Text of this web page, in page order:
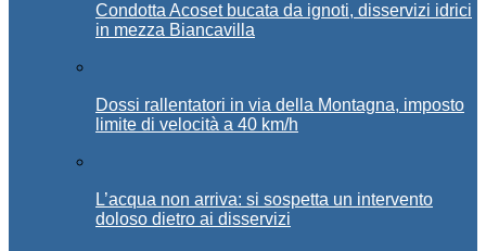
Condotta Acoset bucata da ignoti, disservizi idrici
in mezza Biancavilla
Dossi rallentatori in via della Montagna, imposto
limite di velocità a 40 km/h
L’acqua non arriva: si sospetta un intervento
doloso dietro ai disservizi